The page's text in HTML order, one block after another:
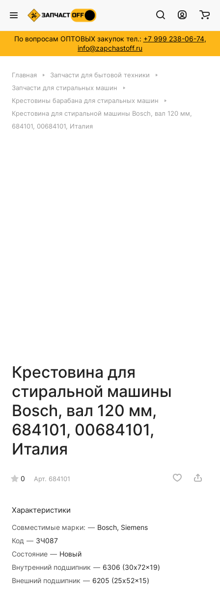
По вопросам ОПТОВЫХ закупок тел.: +7 999 238-06-74,
info@zapchastoff.ru
Главная
Запчасти для бытовой техники
Запчасти для стиральных машин
Крестовины барабана для стиральных машин
Крестовина для стиральной машины Bosch, вал 120 мм,
684101, 00684101, Италия
Крестовина для
стиральной машины
Bosch, вал 120 мм,
684101, 00684101,
Италия
0 Арт. 684101
Характеристики
Совместимые марки: — Bosch, Siemens
Код — ЗЧ087
Состояние — Новый
Внутренний подшипник — 6306 (30x72x19)
Внешний подшипник — 6205 (25x52x15)